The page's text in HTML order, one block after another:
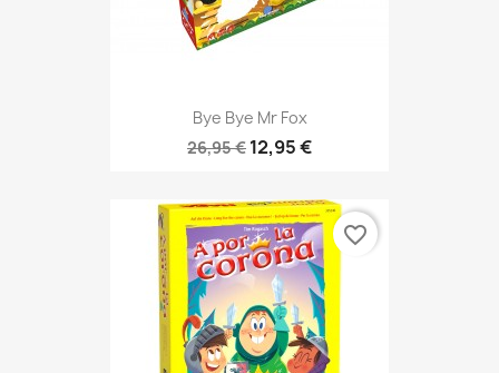
Bye Bye Mr Fox
26,95 € 12,95 €
favorite_border